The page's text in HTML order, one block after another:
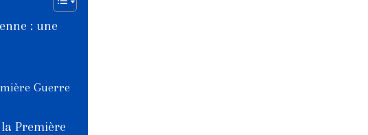
: une
Guerre
Première